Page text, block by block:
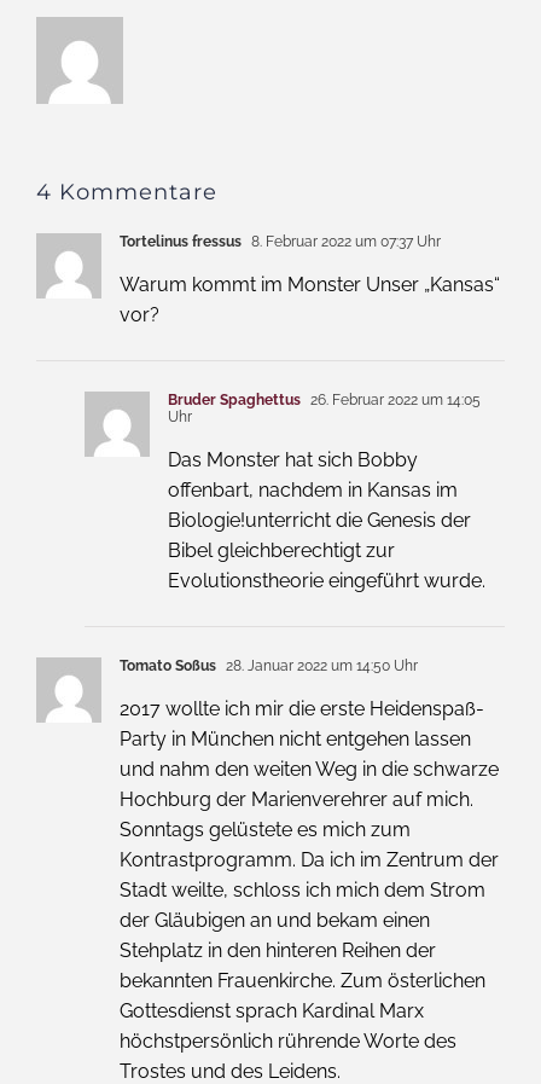
4 Kommentare
Tortelinus fressus 8. Februar 2022 um 07:37 Uhr
Warum kommt im Monster Unser „Kansas“
vor?
Bruder Spaghettus 26. Februar 2022 um 14:05
Uhr
Das Monster hat sich Bobby
offenbart, nachdem in Kansas im
Biologie!unterricht die Genesis der
Bibel gleichberechtigt zur
Evolutionstheorie eingeführt wurde.
Tomato Soßus 28. Januar 2022 um 14:50 Uhr
2017 wollte ich mir die erste Heidenspaß-
Party in München nicht entgehen lassen
und nahm den weiten Weg in die schwarze
Hochburg der Marienverehrer auf mich.
Sonntags gelüstete es mich zum
Kontrastprogramm. Da ich im Zentrum der
Stadt weilte, schloss ich mich dem Strom
der Gläubigen an und bekam einen
Stehplatz in den hinteren Reihen der
bekannten Frauenkirche. Zum österlichen
Gottesdienst sprach Kardinal Marx
höchstpersönlich rührende Worte des
Trostes und des Leidens.